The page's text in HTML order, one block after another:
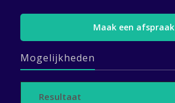
Maak een afspraak
Mogelijkheden
Resultaat